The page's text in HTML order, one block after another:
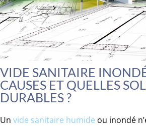
VIDE SANITAIRE
CAUSES ET QUELLES
DURABLES ?
Un vide sanitaire humide ou inondé